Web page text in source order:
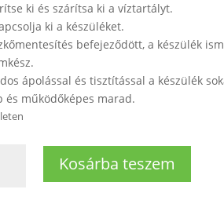
ki és szárítsa ki a víztartályt.
ki a készüléket.
befejeződött, a készülék
ápolással és tisztítással a készülék
és működőképes marad.
Kosárba teszem